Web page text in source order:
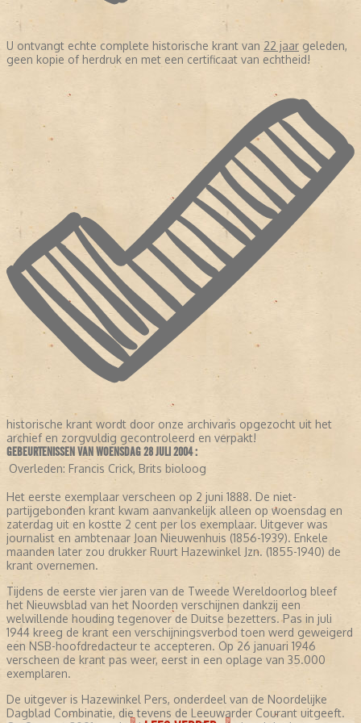
U ontvangt echte complete historische krant van 22 jaar geleden,
geen kopie of herdruk en met een certificaat van echtheid!
historische krant wordt door onze archivaris opgezocht uit het
archief en zorgvuldig gecontroleerd en verpakt!
GEBEURTENISSEN VAN WOENSDAG 28 JULI 2004 :
Overleden: Francis Crick, Brits bioloog
Het eerste exemplaar verscheen op 2 juni 1888. De niet-
partijgebonden krant kwam aanvankelijk alleen op woensdag en
zaterdag uit en kostte 2 cent per los exemplaar. Uitgever was
journalist en ambtenaar Joan Nieuwenhuis (1856-1939). Enkele
maanden later zou drukker Ruurt Hazewinkel Jzn. (1855-1940) de
krant overnemen.
Tijdens de eerste vier jaren van de Tweede Wereldoorlog bleef
het Nieuwsblad van het Noorden verschijnen dankzij een
welwillende houding tegenover de Duitse bezetters. Pas in juli
1944 kreeg de krant een verschijningsverbod toen werd geweigerd
een NSB-hoofdredacteur te accepteren. Op 26 januari 1946
verscheen de krant pas weer, eerst in een oplage van 35.000
exemplaren.
De uitgever is Hazewinkel Pers, onderdeel van de Noordelijke
Dagblad Combinatie, die tevens de Leeuwarder Courant uitgeeft.